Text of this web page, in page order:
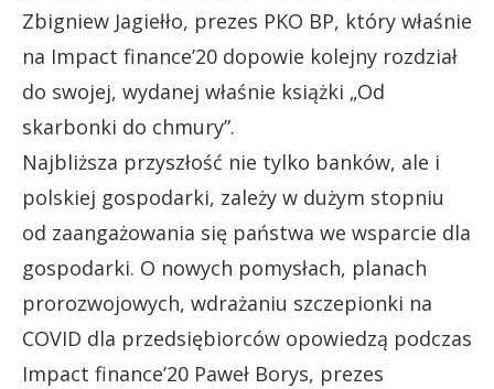
Zbigniew Jagiełło, prezes PKO BP, który właśnie
na Impact finance’20 dopowie kolejny rozdział
do swojej, wydanej właśnie książki „Od
skarbonki do chmury”.
Najbliższa przyszłość nie tylko banków, ale i
polskiej gospodarki, zależy w dużym stopniu
od zaangażowania się państwa we wsparcie dla
gospodarki. O nowych pomysłach, planach
prorozwojowych, wdrażaniu szczepionki na
COVID dla przedsiębiorców opowiedzą podczas
Impact finance’20 Paweł Borys, prezes